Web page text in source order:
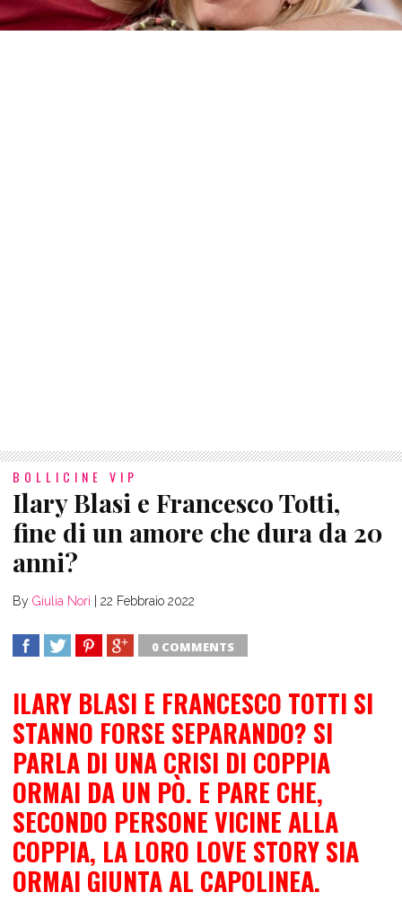
BOLLICINE VIP
Ilary Blasi e Francesco Totti,
fine di un amore che dura da 20
anni?
By Giulia Nori 22 Febbraio 2022
0 COMMENTS
ILARY BLASI E FRANCESCO TOTTI SI
STANNO FORSE SEPARANDO? SI
PARLA DI UNA CRISI DI COPPIA
ORMAI DA UN PÒ. E PARE CHE,
SECONDO PERSONE VICINE ALLA
COPPIA, LA LORO LOVE STORY SIA
ORMAI GIUNTA AL CAPOLINEA.